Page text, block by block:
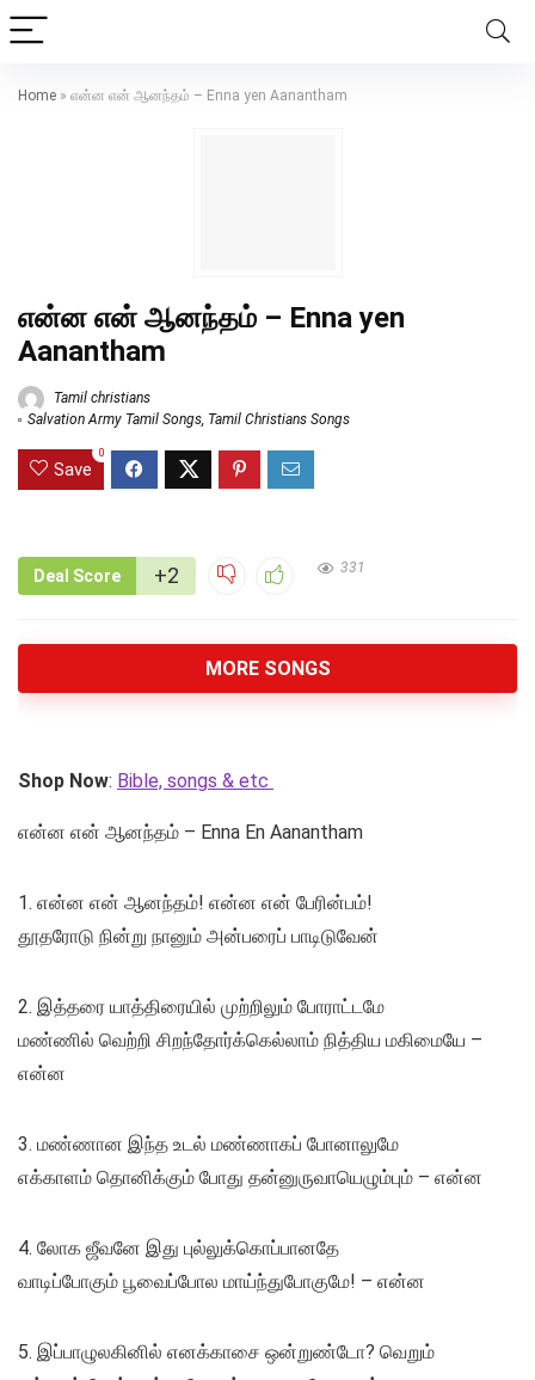
Home » என்ன என் ஆனந்தம் – Enna yen Aanantham
என்ன என் ஆனந்தம் – Enna yen
Aanantham
Tamil christians
Salvation Army Tamil Songs, Tamil Christians Songs
Save
0
Deal Score +2 331
MORE SONGS
Shop Now: Bible, songs & etc
என்ன என் ஆனந்தம் – Enna En Aanantham
1. என்ன என் ஆனந்தம்! என்ன என் பேரின்பம்!
தூதரோடு நின்று நானும் அன்பரைப் பாடிடுவேன்
2. இத்தரை யாத்திரையில் முற்றிலும் போராட்டமே
மண்ணில் வெற்றி சிறந்தோர்க்கெல்லாம் நித்திய மகிமையே –
என்ன
3. மண்ணான இந்த உடல் மண்ணாகப் போனாலுமே
எக்காளம் தொனிக்கும் போது தன்னுருவாயெழும்பும் – என்ன
4. லோக ஜீவனே இது புல்லுக்கொப்பானதே
வாடிப்போகும் பூவைப்போல மாய்ந்துபோகுமே! – என்ன
5. இப்பாழுலகினில் எனக்காசை ஒன்றுண்டோ? வெறும்